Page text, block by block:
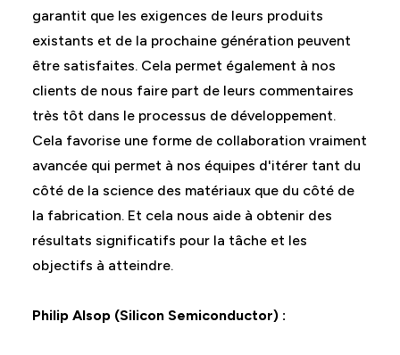
garantit que les exigences de leurs produits
existants et de la prochaine génération peuvent
être satisfaites. Cela permet également à nos
clients de nous faire part de leurs commentaires
très tôt dans le processus de développement.
Cela favorise une forme de collaboration vraiment
avancée qui permet à nos équipes d'itérer tant du
côté de la science des matériaux que du côté de
la fabrication. Et cela nous aide à obtenir des
résultats significatifs pour la tâche et les
objectifs à atteindre.
Philip Alsop (Silicon Semiconductor) :